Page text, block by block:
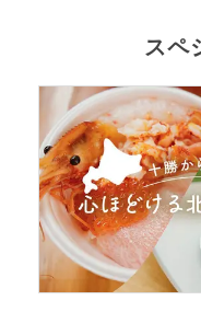
スペ